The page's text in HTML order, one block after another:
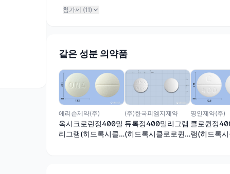
첨가제 (11)
같은 성분 의약품
에리슨제약(주)
옥시크로린정400밀
리그램(히드록시클
(주)한국피엠지제약
듀록정400밀리그램
(히드록시클로로퀸
명인제약(주)
클로퀸정
램(히드록